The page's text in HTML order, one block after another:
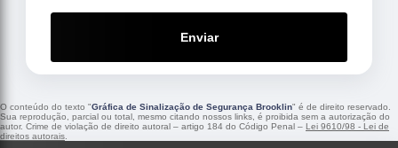
Enviar
O conteúdo do texto "Gráfica de Sinalização de Segurança Brooklin" é de direito reservado.
Sua reprodução, parcial ou total, mesmo citando nossos links, é proibida sem a autorização do
autor. Crime de violação de direito autoral – artigo 184 do Código Penal – Lei 9610/98 - Lei de
direitos autorais.